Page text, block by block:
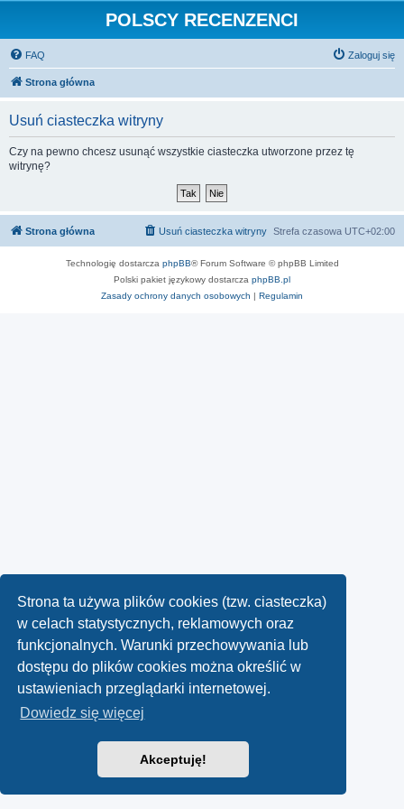
Strona ta używa plików cookies (tzw. ciasteczka)
w celach statystycznych, reklamowych oraz
funkcjonalnych. Warunki przechowywania lub
dostępu do plików cookies można określić w
ustawieniach przeglądarki internetowej.
Dowiedz się więcej
Akceptuję!
POLSCY RECENZENCI
FAQ Zaloguj się
Strona główna
Usuń ciasteczka witryny
Czy na pewno chcesz usunąć wszystkie ciasteczka utworzone przez tę
witrynę?
Strona główna Strefa czasowa UTC+02:00
Usuń ciasteczka witryny
Technologię dostarcza phpBB® Forum Software © phpBB Limited
Polski pakiet językowy dostarcza phpBB.pl
Zasady ochrony danych osobowych | Regulamin